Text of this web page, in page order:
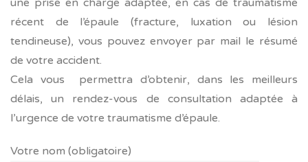
une prise en charge adaptée, en cas de traumatisme
récent de l’épaule (fracture, luxation ou lésion
tendineuse), vous pouvez envoyer par mail le résumé
de votre accident.
Cela vous permettra d’obtenir, dans les meilleurs
délais, un rendez-vous de consultation adaptée à
l’urgence de votre traumatisme d’épaule.
Votre nom (obligatoire)